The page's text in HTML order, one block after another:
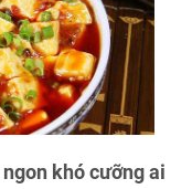
khó cưỡng ai